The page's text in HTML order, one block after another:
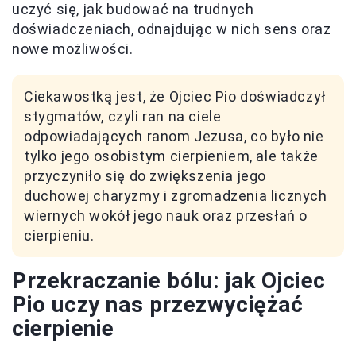
uczyć się, jak budować na trudnych
doświadczeniach, odnajdując w nich sens oraz
nowe możliwości.
Ciekawostką jest, że Ojciec Pio doświadczył
stygmatów, czyli ran na ciele
odpowiadających ranom Jezusa, co było nie
tylko jego osobistym cierpieniem, ale także
przyczyniło się do zwiększenia jego
duchowej charyzmy i zgromadzenia licznych
wiernych wokół jego nauk oraz przesłań o
cierpieniu.
Przekraczanie bólu: jak Ojciec
Pio uczy nas przezwyciężać
cierpienie